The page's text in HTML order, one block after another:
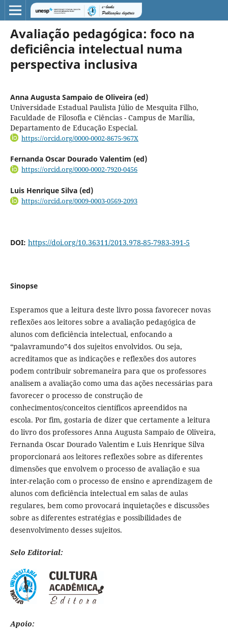
Avaliação pedagógica: foco na
deficiência intelectual numa
perspectiva inclusiva
Anna Augusta Sampaio de Oliveira (ed)
Universidade Estadual Paulista Júlio de Mesquita Filho,
Faculdade de Filosofia e Ciências - Campus de Marília,
Departamento de Educação Especial.
https://orcid.org/0000-0002-8675-967X
Fernanda Oscar Dourado Valentim (ed)
https://orcid.org/0000-0002-7920-0456
Luis Henrique Silva (ed)
https://orcid.org/0009-0003-0569-2093
DOI: https://doi.org/10.36311/2013.978-85-7983-391-5
Sinopse
Esperamos que a leitura deste livro possa favorecer novas
reflexões aos leitores sobre a avaliação pedagógica de
alunos com deficiência intelectual, enfocando a
“palavramundo”4 dos sujeitos envolvidos. Ou seja,
acreditamos que as indicações e reflexões dos autores
podem contribuir sobremaneira para que os professores
analisem a avaliação como uma das ações necessárias para
favorecer o processo de construção de
conhecimentos/conceitos científicos apreendidos na
escola. Por fim, gostaria de dizer que certamente a leitura
do livro dos professores Anna Augusta Sampaio de Oliveira,
Fernanda Oscar Dourado Valentim e Luis Henrique Silva
proporcionará aos leitores reflexões sobre as diferentes
dimensões que envolvem o processo de avaliação e sua
inter-relação com o processo de ensino e aprendizagem de
alunos com deficiência intelectual em salas de aulas
regulares, bem como provocará inquietações e discussões
sobre as diferentes estratégias e possibilidades de
desenvolvimento desses sujeitos.
Selo Editorial:
Apoio: